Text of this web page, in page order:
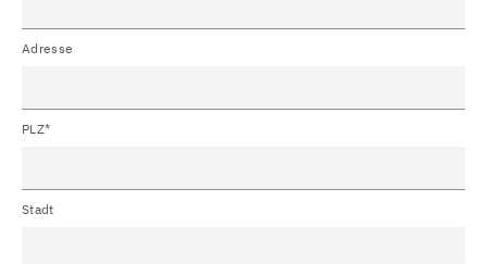
Adresse
PLZ*
Stadt